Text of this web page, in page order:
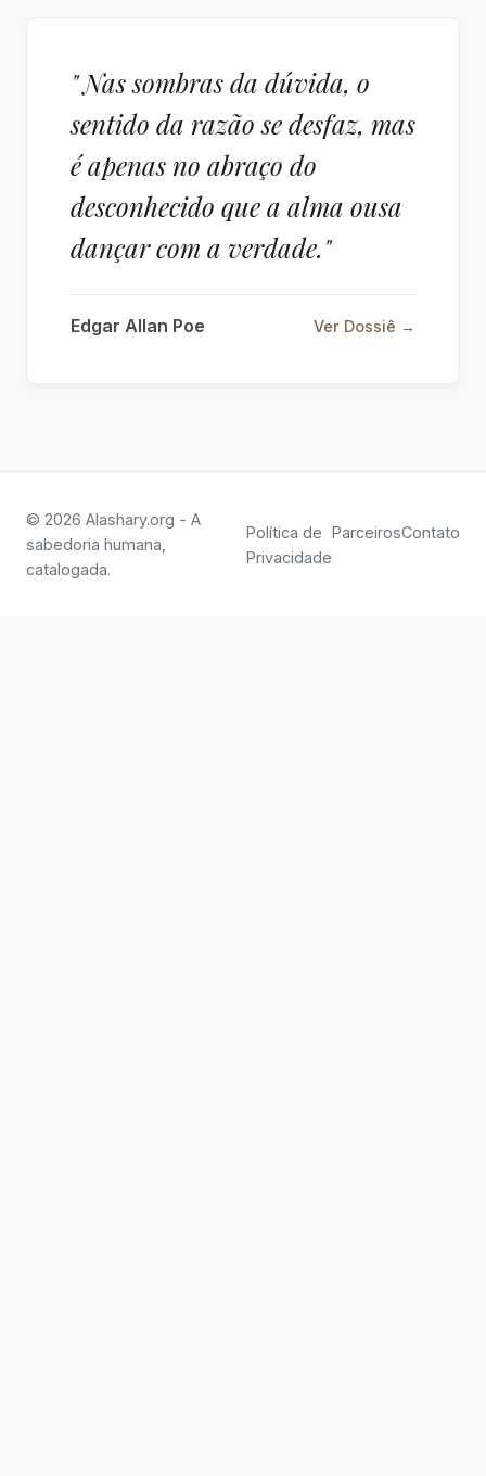
" Nas sombras da dúvida, o
sentido da razão se desfaz, mas
é apenas no abraço do
desconhecido que a alma ousa
dançar com a verdade."
Edgar Allan Poe Ver Dossiê →
© 2026 Alashary.org - A
sabedoria humana,
catalogada.
Política de
Privacidade
ParceirosContato